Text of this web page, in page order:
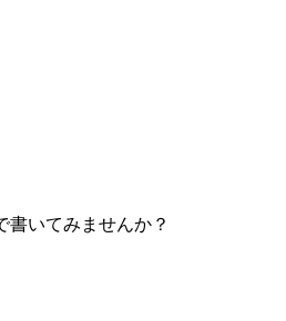
書いてみませんか？